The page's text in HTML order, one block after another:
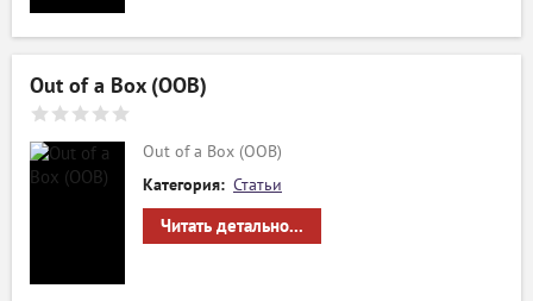
Out of a Box (OOB)
Out of a Box (OOB)
Категория: Статьи
Читать детально...